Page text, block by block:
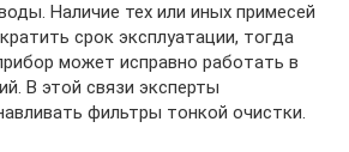
Наличие тех или иных примесей
срок эксплуатации, тогда
может исправно работать в
В этой связи эксперты
фильтры тонкой очистки.